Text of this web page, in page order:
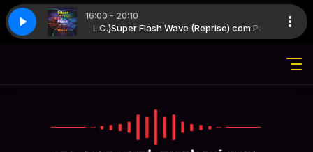
16:00 - 20:10
Paulo Marçal ( L.C.)Super Flash Wave (Reprise) com Paulo Marçal (
1 Super Flash Wave Hora 1